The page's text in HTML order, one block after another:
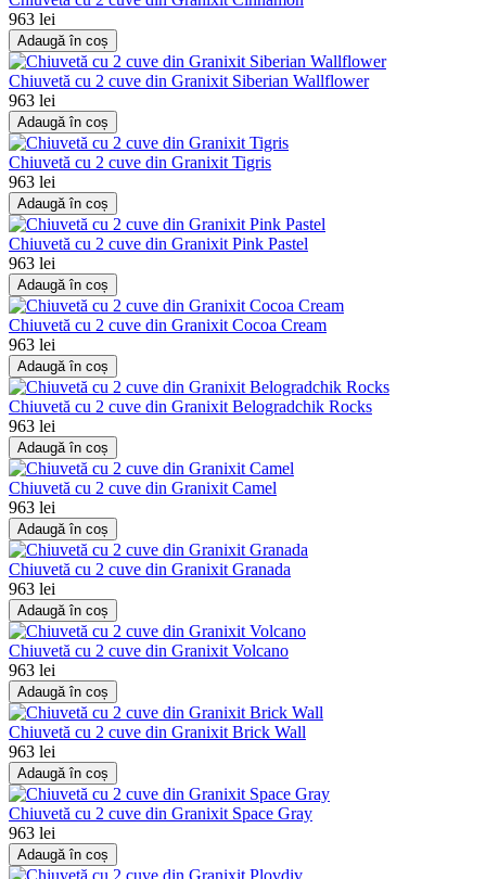
963 lei
Adaugă în coș
Chiuvetă cu 2 cuve din Granixit Siberian Wallflower
963 lei
Adaugă în coș
Chiuvetă cu 2 cuve din Granixit Tigris
963 lei
Adaugă în coș
Chiuvetă cu 2 cuve din Granixit Pink Pastel
963 lei
Adaugă în coș
Chiuvetă cu 2 cuve din Granixit Cocoa Cream
963 lei
Adaugă în coș
Chiuvetă cu 2 cuve din Granixit Belogradchik Rocks
963 lei
Adaugă în coș
Chiuvetă cu 2 cuve din Granixit Camel
963 lei
Adaugă în coș
Chiuvetă cu 2 cuve din Granixit Granada
963 lei
Adaugă în coș
Chiuvetă cu 2 cuve din Granixit Volcano
963 lei
Adaugă în coș
Chiuvetă cu 2 cuve din Granixit Brick Wall
963 lei
Adaugă în coș
Chiuvetă cu 2 cuve din Granixit Space Gray
963 lei
Adaugă în coș